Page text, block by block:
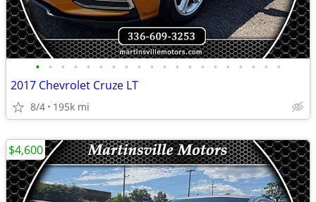
• • • • • • • • • • • • • • • • • • • •
2017 Chevrolet Cruze LT
8/4 195k mi
$4,600